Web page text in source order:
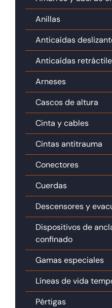
Anillas
Anticaídas
Anticaídas
Arneses
Cascos de altura
Cinta y cables
Cintas antitrauma
Conectores
Cuerdas
Descensores y
Dispositivos de
confinado
Gamas especiales
Líneas de vida
Pértigas